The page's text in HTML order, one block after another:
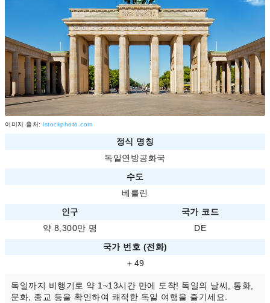
이미지 출처: istockphoto.com
정식 명칭
독일연방공화국
수도
베를린
인구
국가 코드
약 8,300만 명
DE
국가 번호 (전화)
＋49
독일까지 비행기로 약 1~13시간 만에 도착! 독일의 날씨, 통화,
문화, 종교 등을 확인하여 쾌적한 독일 여행을 즐기세요.